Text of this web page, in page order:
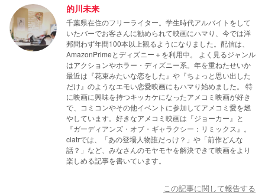
的川未来
千葉県在住のフリーライター。学生時代アルバイトをして
いたバーでお客さんに勧められて映画にハマり、今では洋
邦問わず年間100本以上観るようになりました。配信は、
AmazonPrimeとディズニー＋を利用中。 よく見るジャンル
はアクションやホラー・ディズニー系。年を重ねたせいか
最近は『花束みたいな恋をした』や『ちょっと思い出した
だけ』のようなエモい恋愛映画にもハマり始めました。 特
に映画に興味を持つキッカケになったアメコミ映画が好き
で、コミコンやその他イベントに参加してアメコミ愛を燃
やしています。好きなアメコミ映画は『ジョーカー』と
『ガーディアンズ・オブ・ギャラクシー：リミックス』。
ciatrでは、「あの登場人物誰だっけ？」や「前作どんな
話？」など、みなさんのモヤモヤを解決できて映画をより
楽しめる記事を書いています。
この記事に関して報告する